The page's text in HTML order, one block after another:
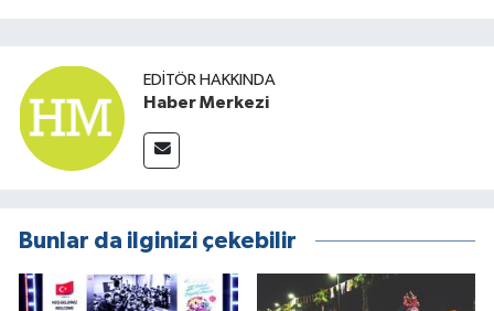
EDITÖR HAKKINDA
Haber Merkezi
Bunlar da ilginizi çekebilir